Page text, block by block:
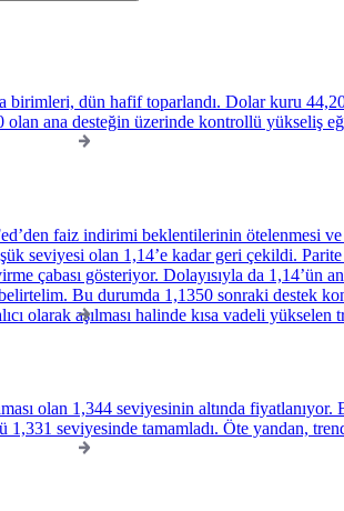
birimleri, dün hafif toparlandı. Dolar kuru
ana desteğin üzerinde kontrollü yükseliş
faiz indirimi beklentilerinin ötelenmesi
seviyesi olan 1,14’e kadar geri çekildi.
çabası gösteriyor. Dolayısıyla da
Bu durumda 1,1350 sonraki destek
olarak aşılması halinde kısa vadeli
olan 1,344 seviyesinin altında
seviyesinde tamamladı. Öte yandan,